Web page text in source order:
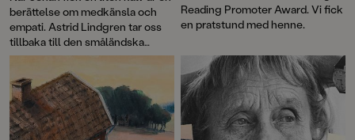
berättelse om medkänsla och
empati. Astrid Lindgren tar oss
tillbaka till den småländska
torparvardagen och de vackra
bilderna av Marit Törnqvist
fångar stämningsfullt människor,
djur och miljöer. Det var Marits
debutbok och början på ett långt
samarbete med Astrid Lindgren.
Reading Promoter Award. Vi fick
en pratstund med henne.